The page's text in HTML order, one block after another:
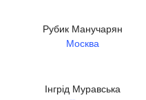
Рубик Манучарян
Москва
Інгрід Муравська